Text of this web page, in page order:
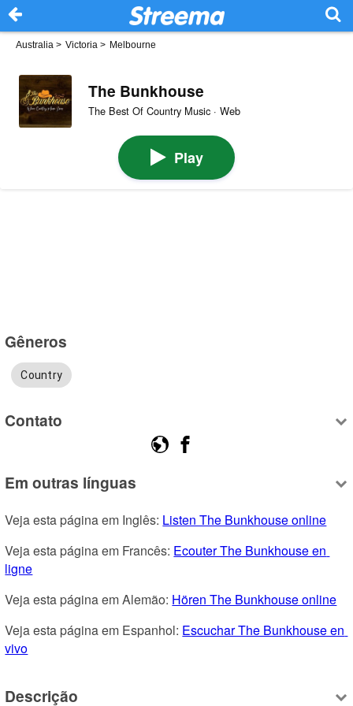
Australia > Victoria > Melbourne
The Bunkhouse
The Best Of Country Music · Web
Play
Gêneros
Country
Contato
Em outras línguas
Veja esta página em Inglês: Listen The Bunkhouse online
Veja esta página em Francês: Ecouter The Bunkhouse en
ligne
Veja esta página em Alemão: Hören The Bunkhouse online
Veja esta página em Espanhol: Escuchar The Bunkhouse en
vivo
Descrição